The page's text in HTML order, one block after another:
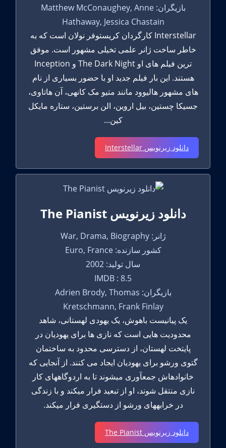
بازیگران: Matthew McConaughey, Anne
Hathaway, Jessica Chastain
Interstellar کارگردان کریستوفر نولان است که به
خاطر ساخت ژانر علمی تخیلی مشهور است. موفق
ترین فیلم های او The Dark Night و Inception
هستند. این بار فیلم جدید او با حضور بسیاری از نام
های مشهور هالیوود مانند متیو مک کانهی، آن هاتاوی،
جسیکا چستین، بیل اروین، الن برستین، ستاره مایکل
کین...
دانلود زیرنویس Interstellar
دانلود زیرنویس The Pianist
ژانر: War, Drama, Biography
کشور سازنده: Euro, France
سال تولید: 2002
IMDB : 8.5
بازیگران: Adrien Brody, Thomas
Kretschmann, Frank Finlay
یک پیانیست باهوش، یک یهودی لهستانی، شاهد
محدودیت هایی است که نازی ها برای یهودیان در
پایتخت لهستان، از دسترسی محدود به ساختمان
گتوی ورشو برای یهودیان ایجاد می کنند. از آنجایی که
خانوادهاش جمعآوری میشوند تا به اردوگاههای کار
نازی منتقل شوند، او از تبعید فرار میکند و با زندگی
در خرابههای ورشو از دستگیری فرار میکند.
دانلود زیرنویس The Pianist